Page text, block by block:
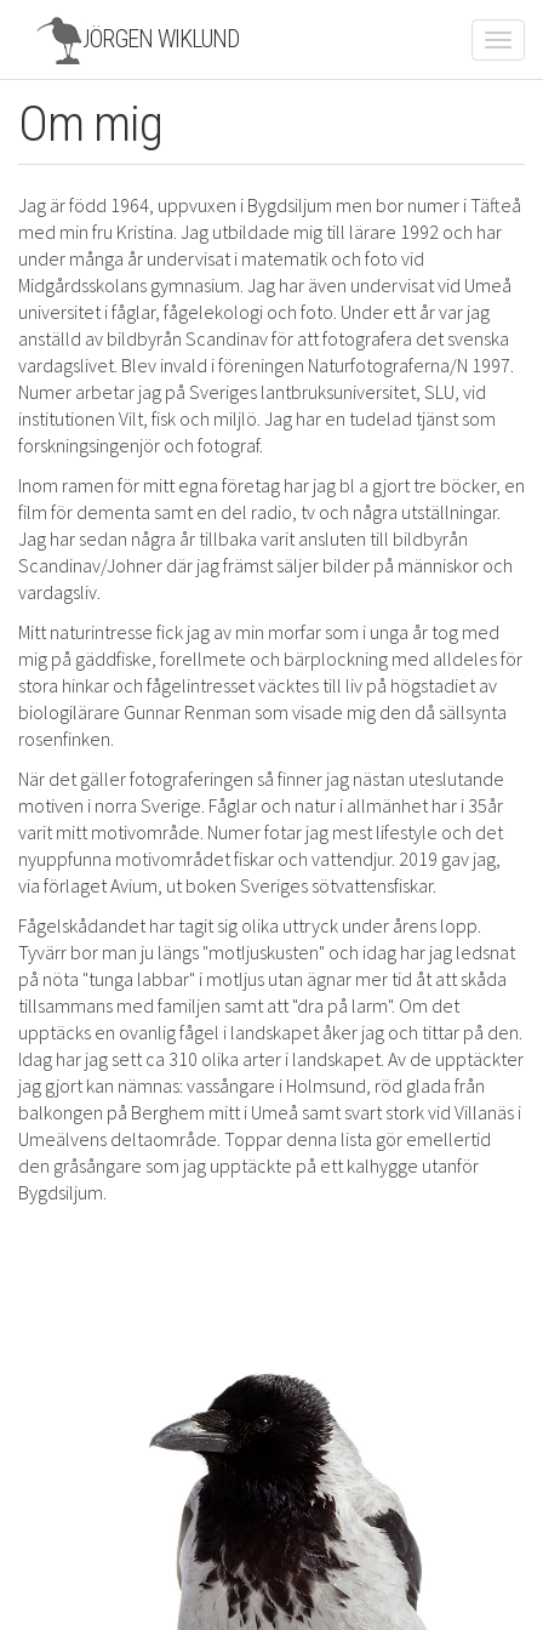
Skip
main
JÖRGEN WIKLUND
Om mig
Jag är född 1964, uppvuxen i Bygdsiljum men bor numer i Täfteå
med min fru Kristina. Jag utbildade mig till lärare 1992 och har
under många år undervisat i matematik och foto vid
Midgårdsskolans gymnasium. Jag har även undervisat vid Umeå
universitet i fåglar, fågelekologi och foto. Under ett år var jag
anställd av bildbyrån Scandinav för att fotografera det svenska
vardagslivet. Blev invald i föreningen Naturfotograferna/N 1997.
Numer arbetar jag på Sveriges lantbruksuniversitet, SLU, vid
institutionen Vilt, fisk och miljlö. Jag har en tudelad tjänst som
forskningsingenjör och fotograf.
Inom ramen för mitt egna företag har jag bl a gjort tre böcker, en
film för dementa samt en del radio, tv och några utställningar.
Jag har sedan några år tillbaka varit ansluten till bildbyrån
Scandinav/Johner där jag främst säljer bilder på människor och
vardagsliv.
Mitt naturintresse fick jag av min morfar som i unga år tog med
mig på gäddfiske, forellmete och bärplockning med alldeles för
stora hinkar och fågelintresset väcktes till liv på högstadiet av
biologilärare Gunnar Renman som visade mig den då sällsynta
rosenfinken.
När det gäller fotograferingen så finner jag nästan uteslutande
motiven i norra Sverige. Fåglar och natur i allmänhet har i 35år
varit mitt motivområde. Numer fotar jag mest lifestyle och det
nyuppfunna motivområdet fiskar och vattendjur. 2019 gav jag,
via förlaget Avium, ut boken Sveriges sötvattensfiskar.
Fågelskådandet har tagit sig olika uttryck under årens lopp.
Tyvärr bor man ju längs "motljuskusten" och idag har jag ledsnat
på nöta "tunga labbar" i motljus utan ägnar mer tid åt att skåda
tillsammans med familjen samt att "dra på larm". Om det
upptäcks en ovanlig fågel i landskapet åker jag och tittar på den.
Idag har jag sett ca 310 olika arter i landskapet. Av de upptäckter
jag gjort kan nämnas: vassångare i Holmsund, röd glada från
balkongen på Berghem mitt i Umeå samt svart stork vid Villanäs i
Umeälvens deltaområde. Toppar denna lista gör emellertid
den gråsångare som jag upptäckte på ett kalhygge utanför
Bygdsiljum.